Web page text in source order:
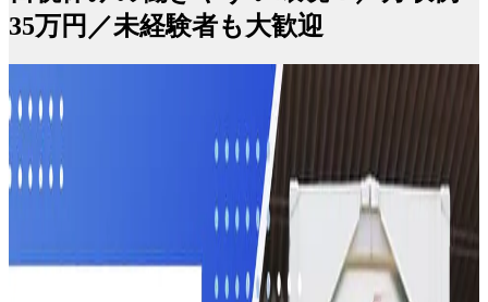
35万円／未経験者も大歓迎